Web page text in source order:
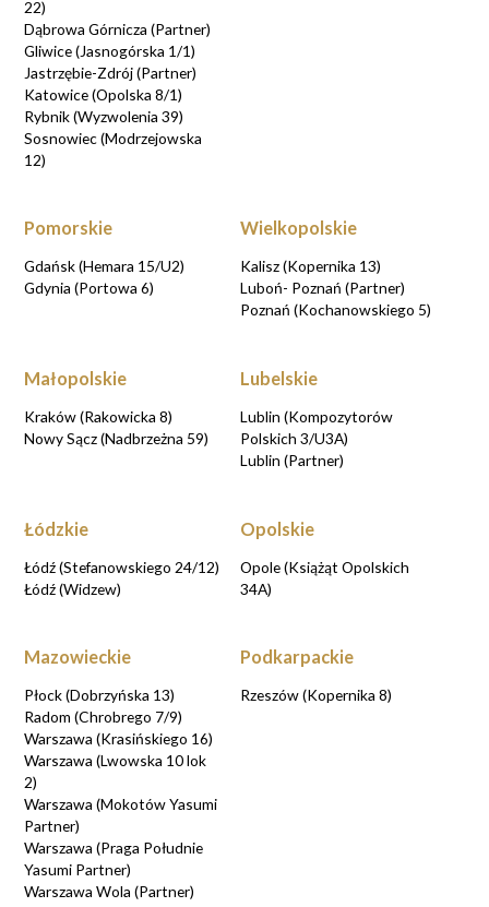
22)
Dąbrowa Górnicza (Partner)
Gliwice (Jasnogórska 1/1)
Jastrzębie-Zdrój (Partner)
Katowice (Opolska 8/1)
Rybnik (Wyzwolenia 39)
Sosnowiec (Modrzejowska
12)
Pomorskie
Gdańsk (Hemara 15/U2)
Gdynia (Portowa 6)
Wielkopolskie
Kalisz (Kopernika 13)
Luboń- Poznań (Partner)
Poznań (Kochanowskiego 5)
Małopolskie
Kraków (Rakowicka 8)
Nowy Sącz (Nadbrzeżna 59)
Lubelskie
Lublin (Kompozytorów
Polskich 3/U3A)
Lublin (Partner)
Łódzkie
Łódź (Stefanowskiego 24/12)
Łódź (Widzew)
Opolskie
Opole (Książąt Opolskich
34A)
Mazowieckie
Płock (Dobrzyńska 13)
Radom (Chrobrego 7/9)
Warszawa (Krasińskiego 16)
Warszawa (Lwowska 10 lok
2)
Warszawa (Mokotów Yasumi
Partner)
Warszawa (Praga Południe
Yasumi Partner)
Warszawa Wola (Partner)
Podkarpackie
Rzeszów (Kopernika 8)